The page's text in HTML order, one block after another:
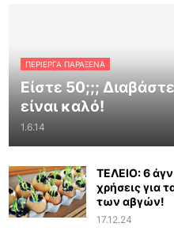
ΠΕΡΊΕΡΓΑ ΠΑΡΆΞΕΝΑ
Είστε 50;;; Διαβάστε
είναι καλό!
1.6.14
ΤΕΛΕΙΟ: 6
χρήσεις για
των αβγών!
17.12.24